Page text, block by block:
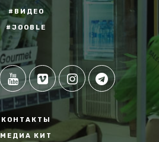
#ВИДЕО
#JOOBLE
КОНТАКТЫ
МЕДИА КИТ